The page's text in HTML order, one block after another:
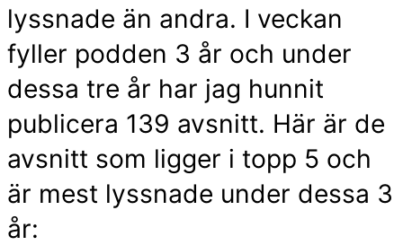
lyssnade än andra. I veckan
fyller podden 3 år och under
dessa tre år har jag hunnit
publicera 139 avsnitt. Här är de
avsnitt som ligger i topp 5 och
är mest lyssnade under dessa 3
år: